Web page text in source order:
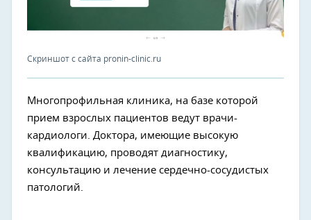
Скриншот с сайта pronin-clinic.ru
Многопрофильная клиника, на базе которой
прием взрослых пациентов ведут врачи-
кардиологи. Доктора, имеющие высокую
квалификацию, проводят диагностику,
консультацию и лечение сердечно-сосудистых
патологий.